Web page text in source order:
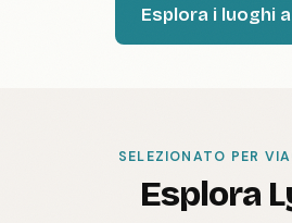
Esplora i luoghi
SELEZIONATO PER
Esplora